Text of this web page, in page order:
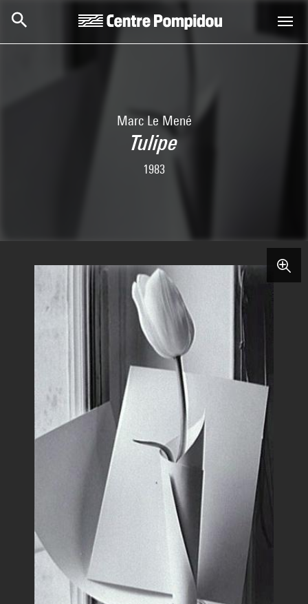
Marc Le Mené
Tulipe
1983